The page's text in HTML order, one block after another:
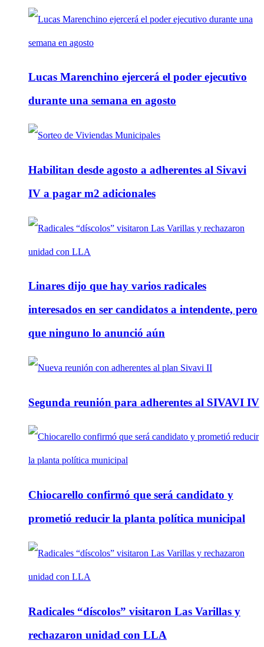
Lucas Marenchino ejercerá el poder ejecutivo
durante una semana en agosto
Habilitan desde agosto a adherentes al Sivavi
IV a pagar m2 adicionales
Linares dijo que hay varios radicales
interesados en ser candidatos a intendente, pero
que ninguno lo anunció aún
Segunda reunión para adherentes al SIVAVI IV
Chiocarello confirmó que será candidato y
prometió reducir la planta política municipal
Radicales “díscolos” visitaron Las Varillas y
rechazaron unidad con LLA